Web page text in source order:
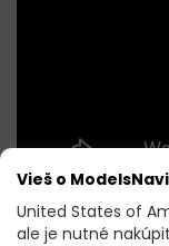
Vieš o
United States of
ale je nutné